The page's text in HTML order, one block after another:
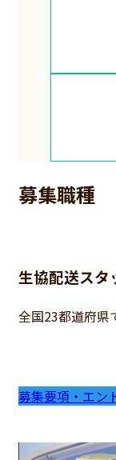
募集職種
生協配送スタ
全国23都道府県
募集要項・エン